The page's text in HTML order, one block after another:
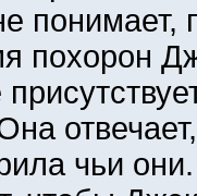
понимает,
похорон
чьи